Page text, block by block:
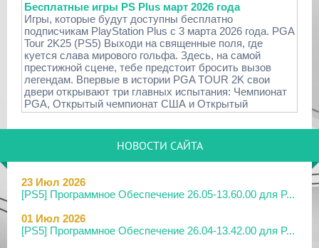
Бесплатные игры PS Plus март 2026 года
Игры, которые будут доступны бесплатно
подписчикам PlayStation Plus с 3 марта 2026 года. PGA
Tour 2K25 (PS5) Выходи на священные поля, где
куется слава мирового гольфа. Здесь, на самой
престижной сцене, тебе предстоит бросить вызов
легендам. Впервые в истории PGA TOUR 2K свои
двери открывают три главных испытания: Чемпионат
PGA, Открытый чемпионат США и Открытый
НОВОСТИ САЙТА
23 Июл 2026
[PS5] Программное Обеспечение 26.05-13.60.00 для P...
01 Июл 2026
[PS5] Программное Обеспечение 26.04-13.42.00 для P...